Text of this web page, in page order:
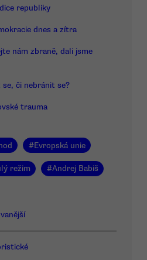
republiky
dnes a zítra
nám zbraně, dali jsme
se, či nebránit se?
trauma
#Evropská unie
režim #Andrej Babiš